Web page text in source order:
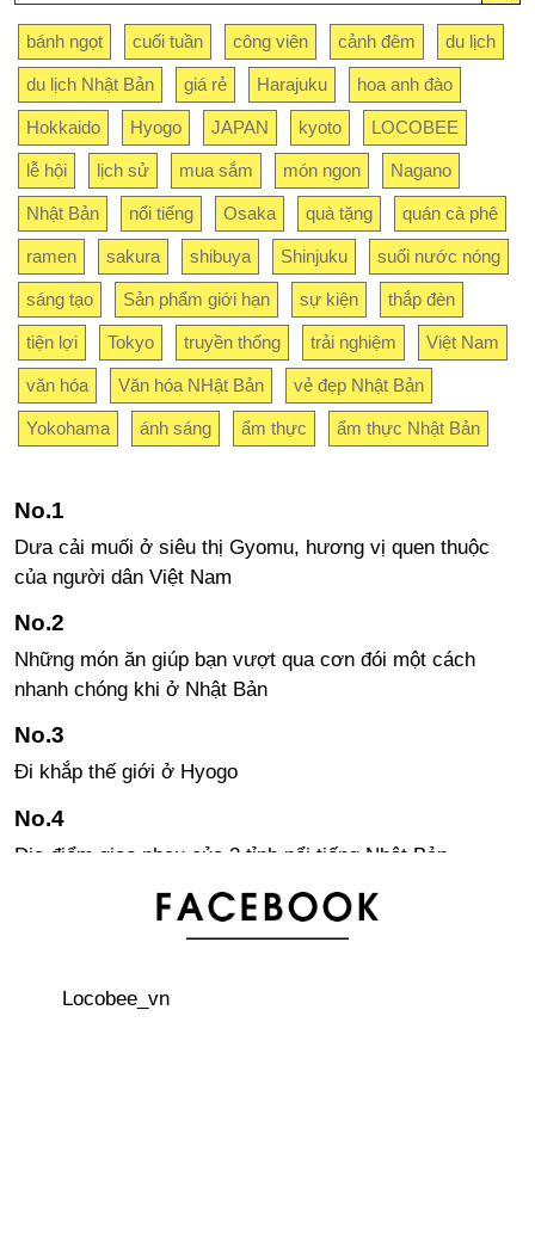
bánh ngọt cuối tuần công viên cảnh đêm du lịch
du lịch Nhật Bản giá rẻ Harajuku hoa anh đào
Hokkaido Hyogo JAPAN kyoto LOCOBEE
lễ hội lịch sử mua sắm món ngon Nagano
Nhật Bản nổi tiếng Osaka quà tặng quán cà phê
ramen sakura shibuya Shinjuku suối nước nóng
sáng tạo Sản phẩm giới hạn sự kiện thắp đèn
tiện lợi Tokyo truyền thống trải nghiệm Việt Nam
văn hóa Văn hóa NHật Bản vẻ đẹp Nhật Bản
Yokohama ánh sáng ẩm thực ẩm thực Nhật Bản
Dưa cải muối ở siêu thị Gyomu, hương vị quen thuộc
của người dân Việt Nam
Những món ăn giúp bạn vượt qua cơn đói một cách
nhanh chóng khi ở Nhật Bản
Đi khắp thế giới ở Hyogo
Địa điểm giao nhau của 3 tỉnh nổi tiếng Nhật Bản
Trước phiên toà xét xử vụ sát hại bé Lê Thị Nhật Linh,
Locobee_vn